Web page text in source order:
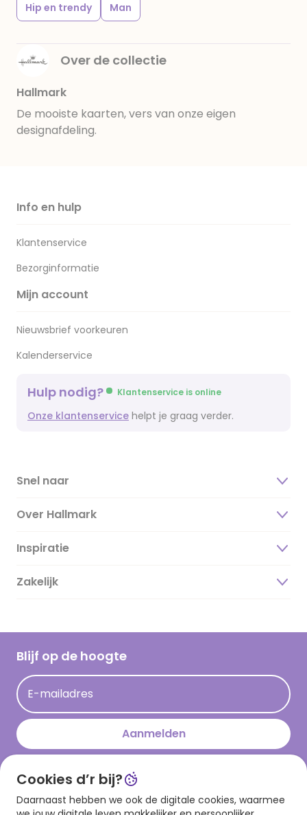
Hip en trendy
Man
Over de collectie
Hallmark
De mooiste kaarten, vers van onze eigen
designafdeling.
Info en hulp
Klantenservice
Bezorginformatie
Mijn account
Nieuwsbrief voorkeuren
Kalenderservice
Hulp nodig? Klantenservice is online
Onze klantenservice helpt je graag verder.
Snel naar
Over Hallmark
Over ons
Duurzaamheid
Hallmark Kaartclub
Acties
Persberichten
Hallmark en Kinderpostzegels
Inspiratie
Magazine
Cadeau inspiratie
Kaartinspiratie
Zakelijk
Blijf op de hoogte
E-mailadres
Aanmelden
Download onze app
Cookies d’r bij?
Daarnaast hebben we ook de digitale cookies, waarmee